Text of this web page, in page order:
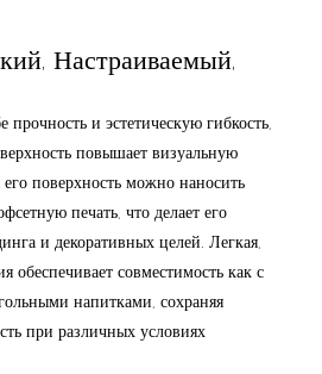
Настраиваемый,
прочность и эстетическую гибкость,
повышает визуальную
его поверхность можно наносить
печать, что делает его
и декоративных целей. Легкая,
обеспечивает совместимость как с
напитками, сохраняя
при различных условиях